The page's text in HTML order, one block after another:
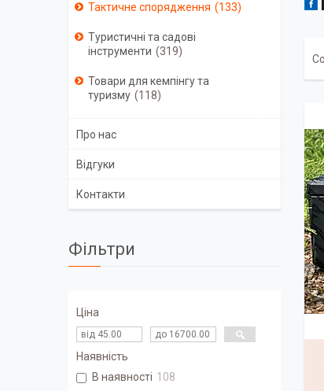
Тактичне спорядження 133
Туристичні та садові
інструменти
319
Товари для кемпінгу та
туризму
118
Про нас
Відгуки
Контакти
Фільтри
Ціна
Наявність
В наявності 108